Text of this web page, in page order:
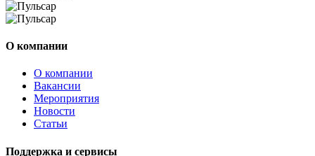
О компании
О компании
Вакансии
Мероприятия
Новости
Статьи
Поддержка и сервисы